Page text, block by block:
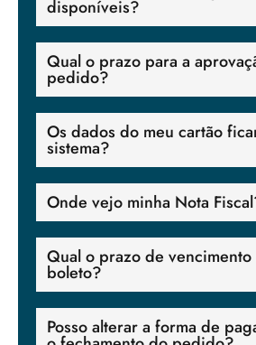
disponíveis?
Qual o prazo para a
pedido?
Os dados do meu cartão
sistema?
Onde vejo minha Nota
Qual o prazo de vencimento
boleto?
Posso alterar a forma de